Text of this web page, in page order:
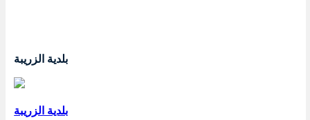
بلدية الزريبة
بلدية الزريبة